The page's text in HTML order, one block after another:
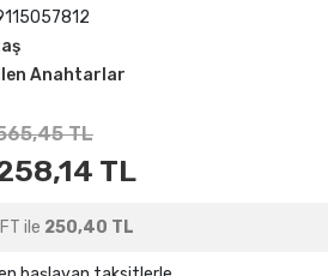
Anahtarlar
TL
TL
ile 250,40 TL